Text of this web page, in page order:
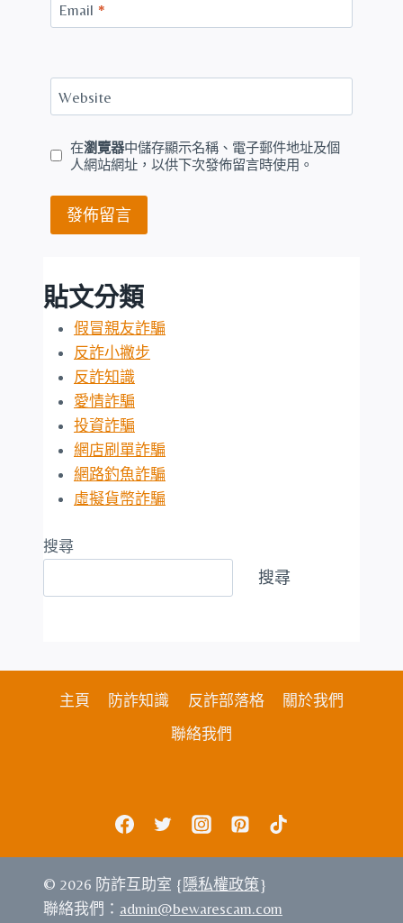
Email *
Website
在瀏覽器中儲存顯示名稱、電子郵件地址及個
人網站網址，以供下次發佈留言時使用。
貼文分類
假冒親友詐騙
反詐小撇步
反詐知識
愛情詐騙
投資詐騙
網店刷單詐騙
網路釣魚詐騙
虛擬貨幣詐騙
搜尋
搜尋
主頁 防詐知識 反詐部落格
關於我們
聯絡我們
© 2026 防詐互助室 { 隱私權政策}
聯絡我們： admin@bewarescam.com